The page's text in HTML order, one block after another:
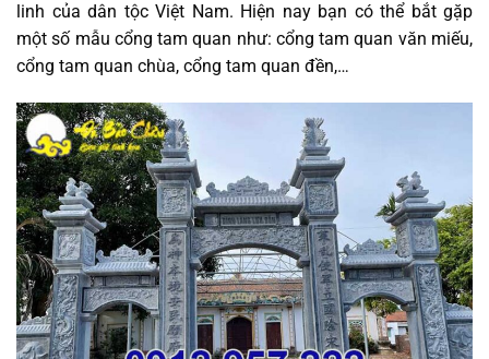
linh của dân tộc Việt Nam. Hiện nay bạn có thể bắt gặp
một số mẫu cổng tam quan như: cổng tam quan văn miếu,
cổng tam quan chùa, cổng tam quan đền,…